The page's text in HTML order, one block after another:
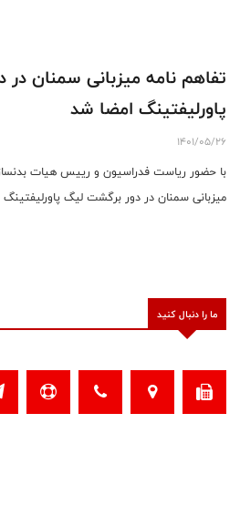
تفاهم نامه ميزبانى سمنان
پاورليفتينگ امضا شد
1401/05/26
با حضور رياست فدراسيون و رييس هيات
ميزبانى سمنان در دور برگشت ليگ
ما را دنبال کنید